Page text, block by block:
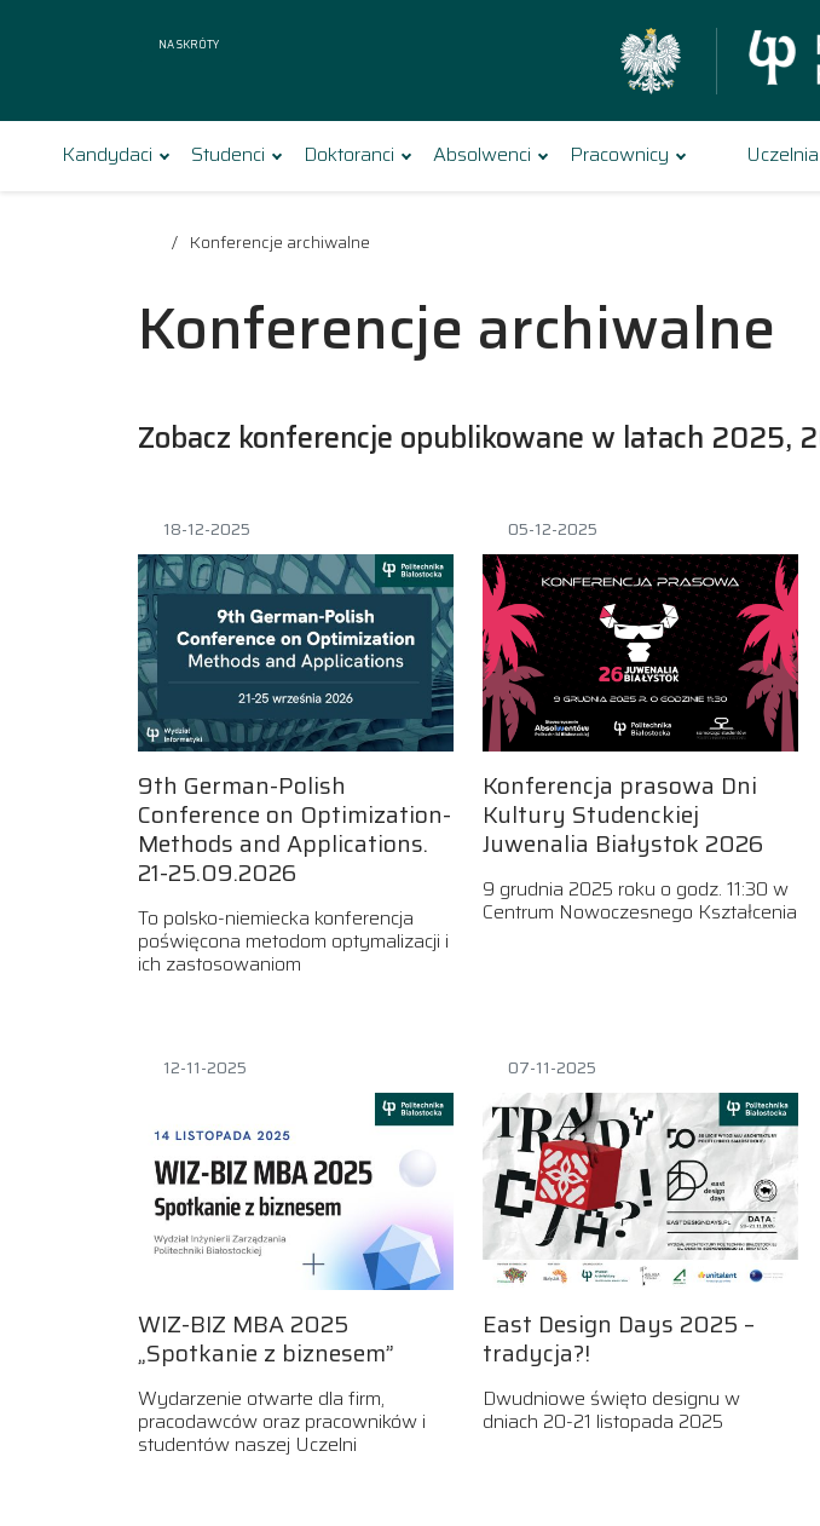
Na skróty
Kandydaci Studenci Doktoranci Absolwenci Pracownicy Uczelnia
Konferencje archiwalne
Konferencje archiwalne
Zobacz konferencje opublikowane w latach 2025,
18-12-2025
9th German-Polish
Conference on Optimization-
Methods and Applications.
21-25.09.2026
To polsko-niemiecka konferencja
poświęcona metodom optymalizacji i
ich zastosowaniom
05-12-2025
Konferencja prasowa Dni
Kultury Studenckiej
Juwenalia Białystok 2026
9 grudnia 2025 roku o godz. 11:30 w
Centrum Nowoczesnego Kształcenia
12-11-2025
WIZ-BIZ MBA 2025
„Spotkanie z biznesem”
Wydarzenie otwarte dla firm,
pracodawców oraz pracowników i
studentów naszej Uczelni
07-11-2025
East Design Days 2025 –
tradycja?!
Dwudniowe święto designu w
dniach 20-21 listopada 2025